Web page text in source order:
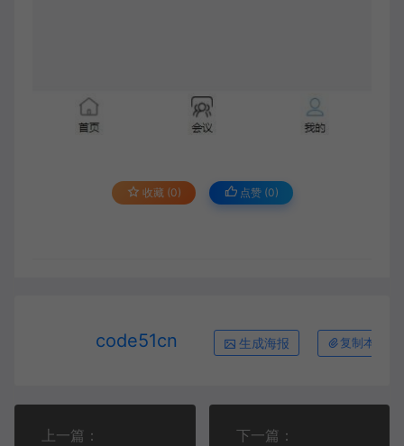
收藏 (0) 点赞 (0)
code51cn 生成海报 复制本文链
上一篇：
下一篇：